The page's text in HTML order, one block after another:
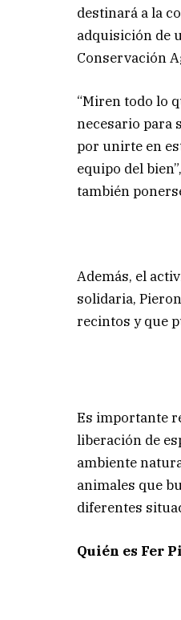
destinará a la
adquisición de
Conservación
“Miren todo lo
necesario para
por unirte en
equipo del
también
Además, el
solidaria,
recintos y que
Es importante
liberación de
ambiente
animales que
diferentes
Quién es Fer